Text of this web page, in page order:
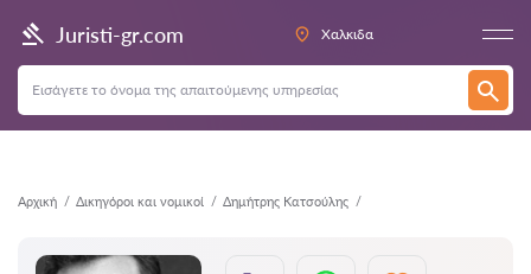
Juristi-gr.com Χαλκιδα
Αρχική Δικηγόροι και νομικοί Δημήτρης Κατσούλης
Πίσω